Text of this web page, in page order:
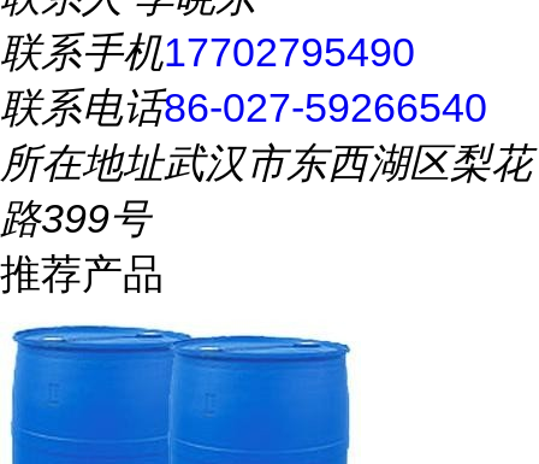
联系手机17702795490
联系电话86-027-59266540
所在地址武汉市东西湖区梨花
路399号
推荐产品